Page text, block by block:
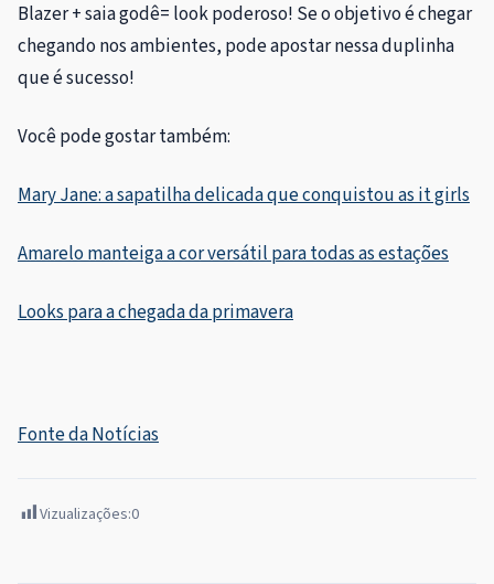
Blazer + saia godê= look poderoso! Se o objetivo é chegar
chegando nos ambientes, pode apostar nessa duplinha
que é sucesso!
Você pode gostar também:
Mary Jane: a sapatilha delicada que conquistou as it girls
Amarelo manteiga a cor versátil para todas as estações
Looks para a chegada da primavera
Fonte da Notícias
Vizualizações:0